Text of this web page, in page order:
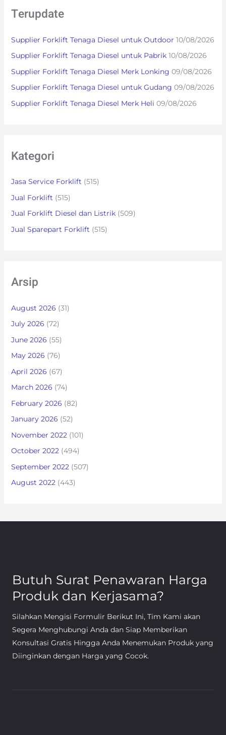
c
f
o
r
:
Terupdate
Supplier Forklift Tenaga Diesel untuk Outdoor 10/08/2026
Supplier Forklift Tenaga Diesel untuk Pabrik 10/08/2026
Supplier Forklift Tenaga Diesel Merk Lonking 09/08/2026
Supplier Forklift Tenaga Diesel untuk Gudang 09/08/2026
Supplier Forklift Tenaga Diesel Merk Heli 09/08/2026
Kategori
Jasa Service Forklift (515)
Jual Forklift (515)
Jual Forklift Diesel dan Listrik(509)
Jual Sparepart Forklift (515)
Arsip
August 2026 (31)
July 2026 (72)
June 2026 (55)
May 2026 (76)
April 2026 (67)
March 2026 (74)
February 2026 (82)
January 2026 (52)
November 2022(101)
October 2022(494)
September 2022(507)
August 2022(443)
Butuh Surat Penawaran Harga
Produk dan Kerjasama?
Silahkan Mengisi Formulir Berikut Ini, Tim Kami akan
Segera Menghubungi Anda dan Siap Memberikan
Konsultasi Gratis Hingga Anda Menemukan Produk yang
Diinginkan dengan Harga yang Cocok.